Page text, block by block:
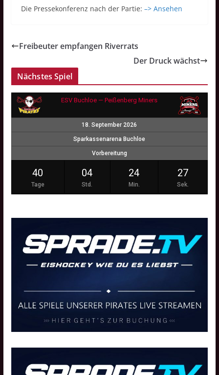
Die Pressekonferenz nach der Partie: –> Ansehen
Freibeuter empfangen Riverrats
Der Druck wächst
Nächstes Spiel
ESV Buchloe — Peißenberg Miners
18. September 2026
Sparkassenarena Buchloe
Vorbereitung
40
Tage
04
Std.
24
Min.
26
Sek.